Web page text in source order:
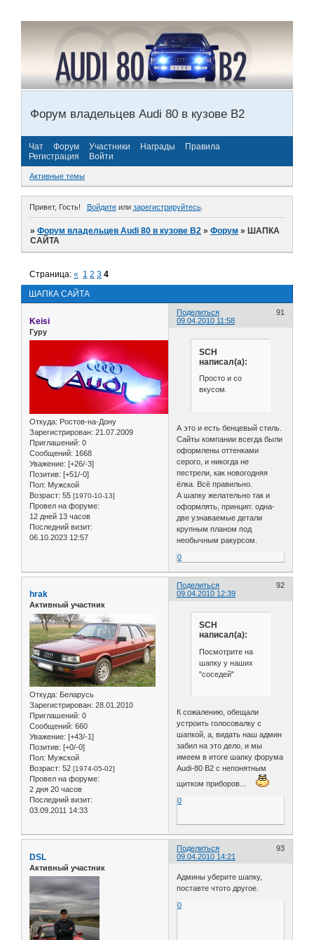
Форум владельцев Audi 80 в кузове В2
Чат Форум Участники Награды
Правила
Регистрация
Войти
Активные темы
Привет, Гость! Войдитеили зарегистрируйтесь.
»Форум владельцев Audi 80 в кузове В2 »Форум »ШАПКА
САЙТА
ШАПКА САЙТА
Страница:« 1 2 3 4
Поделиться
91
09.04.2010 11:58
Keisi
Гуру
Откуда: Ростов-на-Дону
Зарегистрирован: 21.07.2009
Приглашений: 0
Сообщений: 1668
Уважение: [+26/-3]
Позитив: [+51/-0]
Пол: Мужской
Возраст: 55 [1970-10-13]
Провел на форуме:
12 дней 13 часов
Последний визит:
06.10.2023 12:57
SCH
написал(а):
Просто и со
вкусом.
А это и есть бенцевый стиль.
Сайты компании всегда были
оформлены оттенками
серого, и никогда не
пестрели, как новогодняя
ёлка. Всё правильно.
А шапку желательно так и
оформлять, принцип: одна-
две узнаваемые детали
крупным планом под
необычным ракурсом.
0
Поделиться
92
09.04.2010 12:39
hrak
Активный участник
Откуда: Беларусь
Зарегистрирован: 28.01.2010
Приглашений: 0
Сообщений: 660
Уважение: [+43/-1]
Позитив: [+0/-0]
Пол: Мужской
Возраст: 52 [1974-05-02]
Провел на форуме:
2 дня 20 часов
Последний визит:
03.09.2011 14:33
SCH
написал(а):
Посмотрите на
шапку у наших
"соседей"
К сожалению, обещали
устроить голосовалку с
шапкой, а, видать наш админ
забил на это дело, и мы
имеем в итоге шапку форума
Audi-80 B2 с непонятным
щитком приборов...
0
Поделиться
93
09.04.2010 14:21
DSL
Активный участник
Админы уберите шапку,
поставте чтото другое.
0